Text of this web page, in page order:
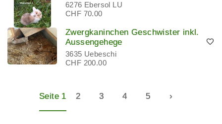
6276 Ebersol LU
CHF 70.00
Zwergkaninchen Geschwister inkl.
Aussengehege
3635 Uebeschi
CHF 200.00
Seite 1 2 3 4 5 ›